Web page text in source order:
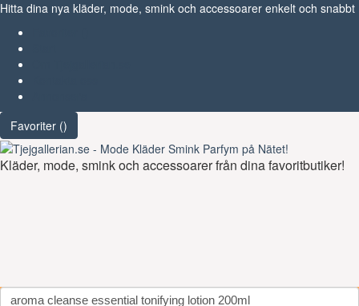
Hitta dina nya kläder, mode, smink och accessoarer enkelt och snabbt
Favoriter ()
Kläder, mode, smink och accessoarer från dina favoritbutiker!